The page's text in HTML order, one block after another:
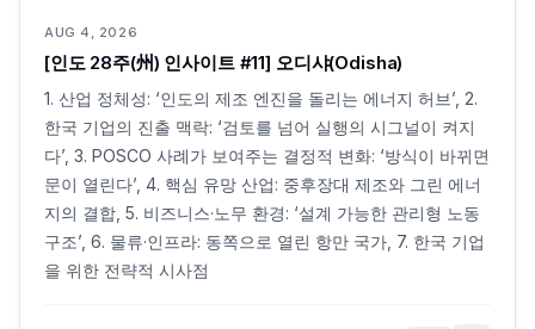
AUG 4, 2026
[인도 28주(州) 인사이트 #11] 오디샤(Odisha)
1. 산업 정체성: ‘인도의 제조 엔진을 돌리는 에너지 허브’, 2.
한국 기업의 진출 맥락: ‘검토를 넘어 실행의 시그널이 켜지
다’, 3. POSCO 사례가 보여주는 결정적 변화: ‘방식이 바뀌면
문이 열린다’, 4. 핵심 유망 산업: 중후장대 제조와 그린 에너
지의 결합, 5. 비즈니스·노무 환경: ‘설계 가능한 관리형 노동
구조’, 6. 물류·인프라: 동쪽으로 열린 항만 국가, 7. 한국 기업
을 위한 전략적 시사점